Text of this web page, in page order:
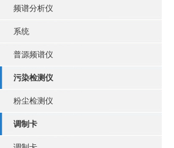
频谱分析仪
系统
普源频谱仪
污染检测仪
粉尘检测仪
调制卡